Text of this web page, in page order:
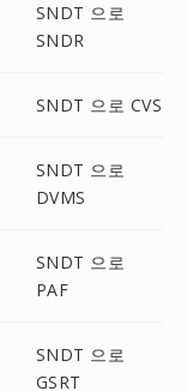
SNDT 으로
SNDR
SNDT 으로 CVS
SNDT 으로
DVMS
SNDT 으로
PAF
SNDT 으로
GSRT